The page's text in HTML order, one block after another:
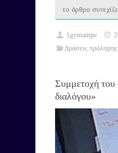
το άρθρο
1gymampe
Δράσεις
Συμμετοχή του
διαλόγου»